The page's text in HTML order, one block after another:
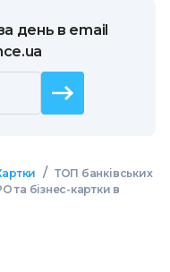
день в email
/ ТОП банківських
та бізнес-картки в